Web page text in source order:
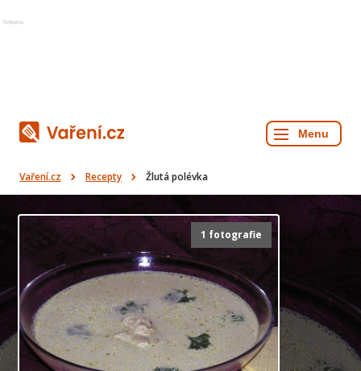
Reklama
Vaření.cz Recepty Žlutá polévka
1 fotografie